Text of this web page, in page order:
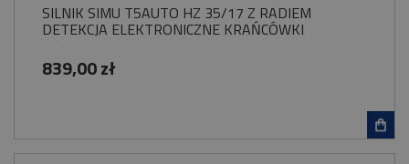
SILNIK SIMU T5AUTO HZ 35/17 Z RADIEM
DETEKCJA ELEKTRONICZNE KRAŃCÓWKI
839,00 zł